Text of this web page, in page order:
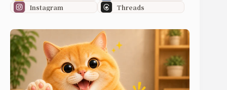
Instagram
Threads